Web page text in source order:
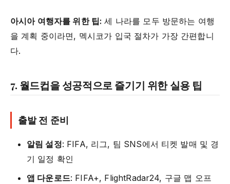
아시아 여행자를 위한 팁: 세 나라를 모두 방문하는 여행
을 계획 중이라면, 멕시코가 입국 절차가 가장 간편합니
다.
7. 월드컵을 성공적으로 즐기기 위한 실용 팁
출발 전 준비
알림 설정: FIFA, 리그, 팀 SNS에서 티켓 발매 및 경
기 일정 확인
앱 다운로드: FIFA+, FlightRadar24, 구글 맵 오프